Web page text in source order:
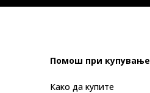
Помош при купување
Како да купите